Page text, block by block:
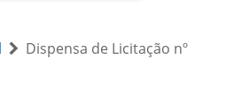
Dispensa de Licitação nº